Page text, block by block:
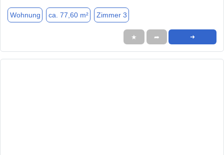
Wohnung ca. 77,60 m² Zimmer 3
★ ➦ ➜